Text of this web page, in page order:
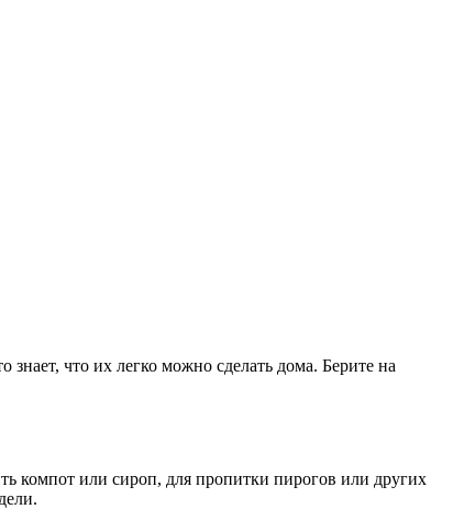
что их легко можно сделать дома. Берите на
компот или сироп, для пропитки пирогов или других